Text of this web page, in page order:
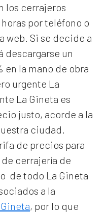
los cerrajeros
por teléfono o
web. Si se decide a
descargarse un
en la mano de obra
urgente La
La Gineta es
justo, acorde a la
ciudad.
de precios para
cerrajería de
de todo La Gineta
a la
, por lo que